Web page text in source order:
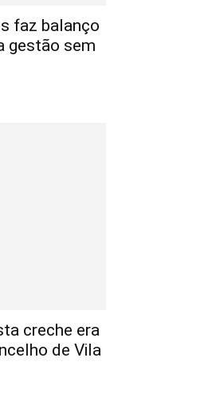
faz balanço
gestão sem
creche era
de Vila